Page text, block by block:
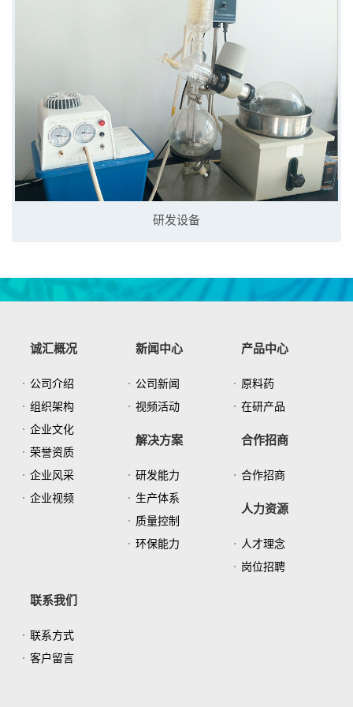
研发设备
诚汇概况
公司介绍
组织架构
企业文化
荣誉资质
企业风采
企业视频
新闻中心
公司新闻
视频活动
产品中心
原料药
在研产品
解决方案
研发能力
生产体系
质量控制
环保能力
合作招商
合作招商
人力资源
人才理念
岗位招聘
联系我们
联系方式
客户留言